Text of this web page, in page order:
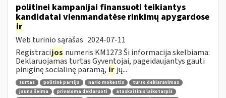
politinei kampanijai finansuoti teikiantys
kandidatai vienmandatėse rinkimų apygardose
ir
Web turinio sąrašas 2024-07-11
Registracijos numeris KM1273 Ši informacija skelbiama:
Deklaruojamas turtas Gyventojai, pageidaujantys gauti
piniginę socialinę paramą, ir jų...
turtas politinė partija nario mokestis
turto deklaravimas
jauna šeima
privaloma deklaruoti
ataskaitinis laikotarpis